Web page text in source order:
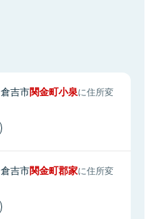
倉吉市関金町小泉に住所変
倉吉市関金町郡家に住所変